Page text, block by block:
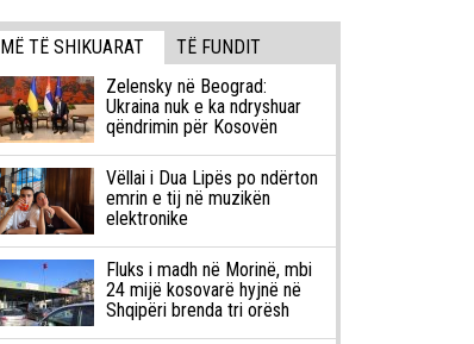
MË TË SHIKUARAT
TË FUNDIT
Zelensky në Beograd:
Ukraina nuk e ka ndryshuar
qëndrimin për Kosovën
Vëllai i Dua Lipës po ndërton
emrin e tij në muzikën
elektronike
Fluks i madh në Morinë, mbi
24 mijë kosovarë hyjnë në
Shqipëri brenda tri orësh